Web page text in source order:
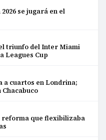
se jugará en el
triunfo del Inter Miami
Leagues Cup
a cuartos en Londrina;
reforma que flexibilizaba